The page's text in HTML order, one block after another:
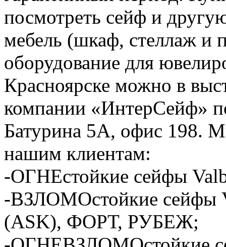
посмотреть сейф и
мебель (шкаф, стеллаж и
оборудование для
Красноярске можно в
компании «ИнтерСейф»
Батурина 5А, офис 198.
нашим клиентам:
-ОГНЕстойкие сейфы
-ВЗЛОМОстойкие сейфы
(ASK), ФОРТ, РУБЕЖ;